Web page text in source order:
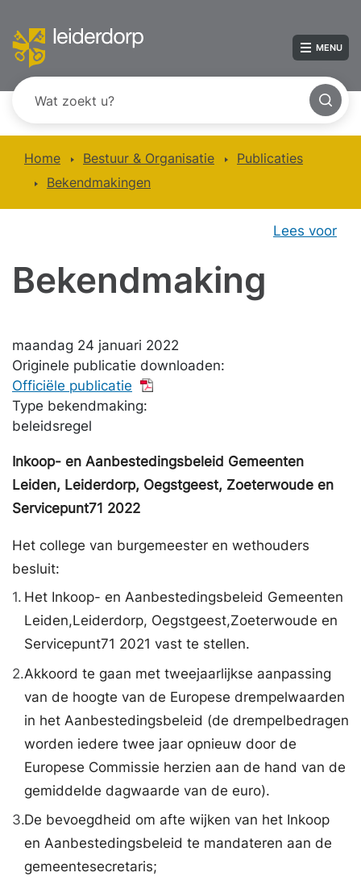
MENU
Home Bestuur & Organisatie
Publicaties
Bekendmakingen
Lees voor
Bekendmaking
maandag 24 januari 2022
Originele publicatie downloaden:
Officiële publicatie
Type bekendmaking:
beleidsregel
Inkoop- en Aanbestedingsbeleid Gemeenten
Leiden, Leiderdorp, Oegstgeest, Zoeterwoude en
Servicepunt71 2022
Het college van burgemeester en wethouders
besluit:
1. Het Inkoop- en Aanbestedingsbeleid Gemeenten
Leiden,Leiderdorp, Oegstgeest,Zoeterwoude en
Servicepunt71 2021 vast te stellen.
2.Akkoord te gaan met tweejaarlijkse aanpassing
van de hoogte van de Europese drempelwaarden
in het Aanbestedingsbeleid (de drempelbedragen
worden iedere twee jaar opnieuw door de
Europese Commissie herzien aan de hand van de
gemiddelde dagwaarde van de euro).
3.De bevoegdheid om afte wijken van het Inkoop
en Aanbestedingsbeleid te mandateren aan de
gemeentesecretaris;